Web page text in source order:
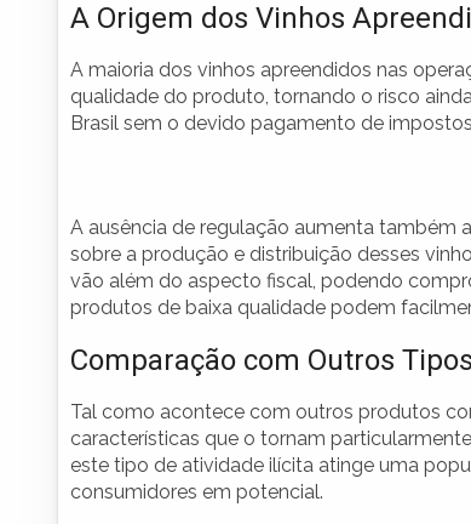
A Origem dos Vinhos
A maioria dos vinhos apreendidos nas
qualidade do produto, tornando o risco
Brasil sem o devido pagamento de
A ausência de regulação aumenta também
sobre a produção e distribuição desses
vão além do aspecto fiscal, podendo
produtos de baixa qualidade podem
Comparação com Outros
Tal como acontece com outros produtos
características que o tornam
este tipo de atividade ilícita atinge uma
consumidores em potencial.